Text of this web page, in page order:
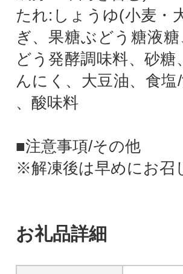
たれ:しょうゆ(小麦・
ぎ、果糖ぶどう糖液
どう発酵調味料、砂
んにく、大豆油、食
、酸味料
■注意事項/その他
※解凍後は早めにお召
お礼品詳細